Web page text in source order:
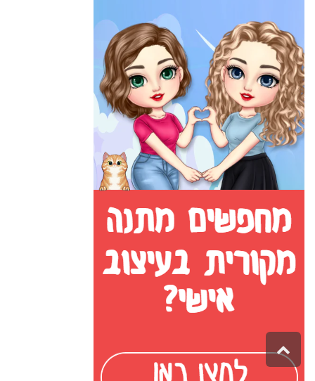
גלילה
לראש
העמוד